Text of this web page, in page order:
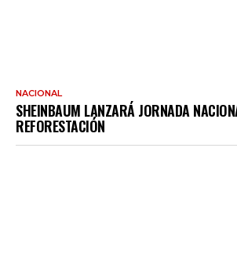
NACIONAL
SHEINBAUM LANZARÁ JORNADA
REFORESTACIÓN